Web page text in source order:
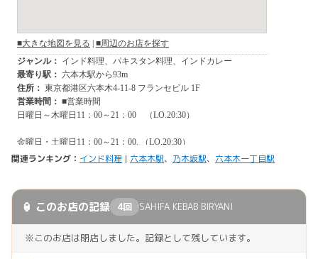
関連ランキング： インド料理 | 六本木駅、 乃木坂駅、 六本木一丁目駅
🏮 このお店の記録 4回 SAHIFA KEBAB BIRYANI
※このお店は閉店しました。記録として残しています。